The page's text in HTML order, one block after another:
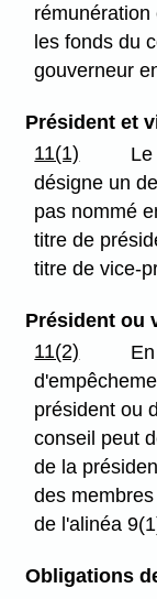
les fonds du
gouverneur
Président et
11(1)
désigne un
pas nommé
titre de
titre de vice-
Président ou
11(2)
président ou
conseil peut
de la
des
de l'alinéa
Obligations